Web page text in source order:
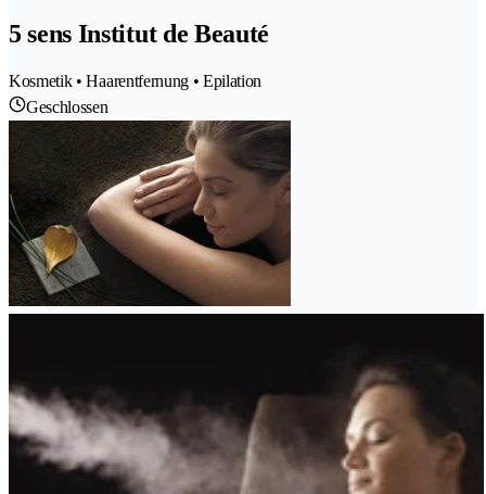
5 sens Institut de Beauté
Kosmetik • Haarentfernung • Epilation
Geschlossen